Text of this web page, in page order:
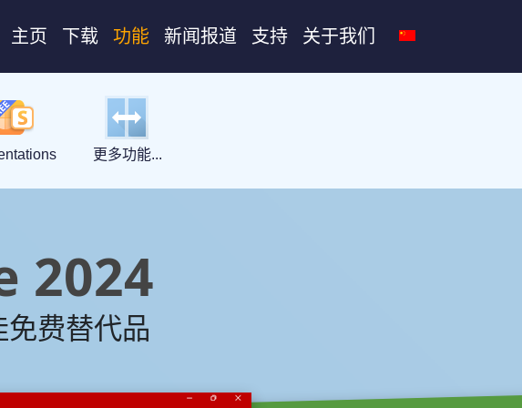
主页 下载 功能 新闻报道 支持 关于我们
更多功能...
2024
费替代品